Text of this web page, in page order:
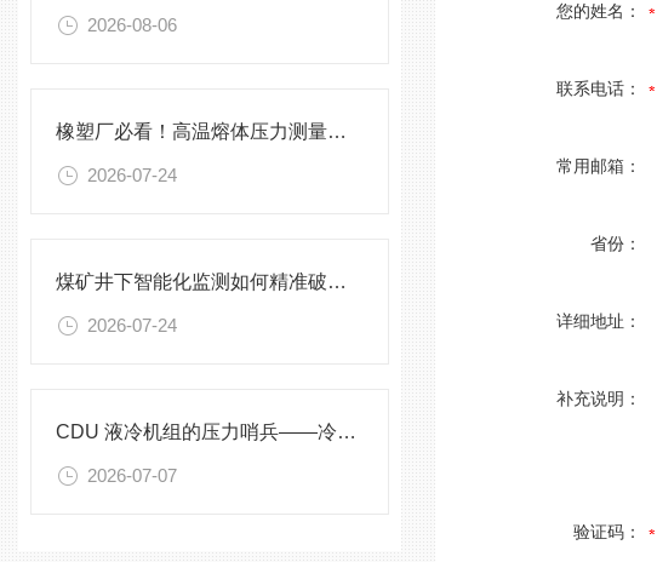
2026-08-06
橡塑厂必看！高温熔体压力测量的4大致命痛点，90%工厂都在踩坑
2026-07-24
煤矿井下智能化监测如何精准破解？
2026-07-24
CDU 液冷机组的压力哨兵——冷却液专用压力变送器
2026-07-07
您的姓名：
联系电话：
常用邮箱：
省份：
详细地址：
补充说明：
验证码：